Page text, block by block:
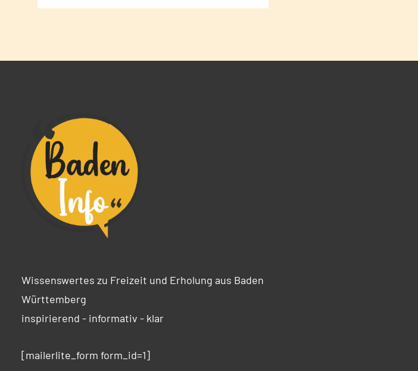
Wissenswertes zu Freizeit und Erholung aus Baden
Württemberg
inspirierend - informativ - klar
[mailerlite_form form_id=1]